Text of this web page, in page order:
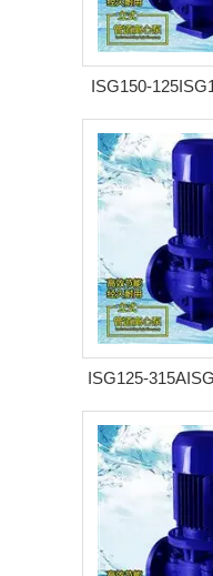
ISG150-
管
ISG125-
式管